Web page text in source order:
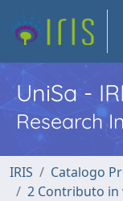
UniSa -
Research
IRIS
Catalogo
2 Contributo in